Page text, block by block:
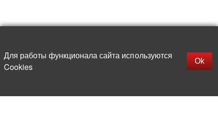
Фильтры
Для работы функционала сайта используются
Cookies
Ok